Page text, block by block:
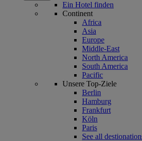
Ein Hotel finden
Continent
Africa
Asia
Europe
Middle-East
North America
South America
Pacific
Unsere Top-Ziele
Berlin
Hamburg
Frankfurt
Köln
Paris
See all